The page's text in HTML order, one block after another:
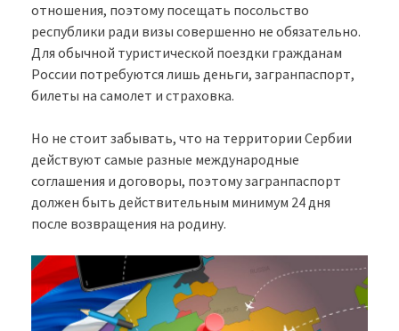
отношения, поэтому посещать посольство
республики ради визы совершенно не обязательно.
Для обычной туристической поездки гражданам
России потребуются лишь деньги, загранпаспорт,
билеты на самолет и страховка.
Но не стоит забывать, что на территории Сербии
действуют самые разные международные
соглашения и договоры, поэтому загранпаспорт
должен быть действительным минимум 24 дня
после возвращения на родину.